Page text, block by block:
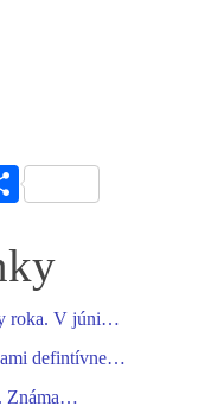
S
re
roka. V júni…
defintívne…
Známa…